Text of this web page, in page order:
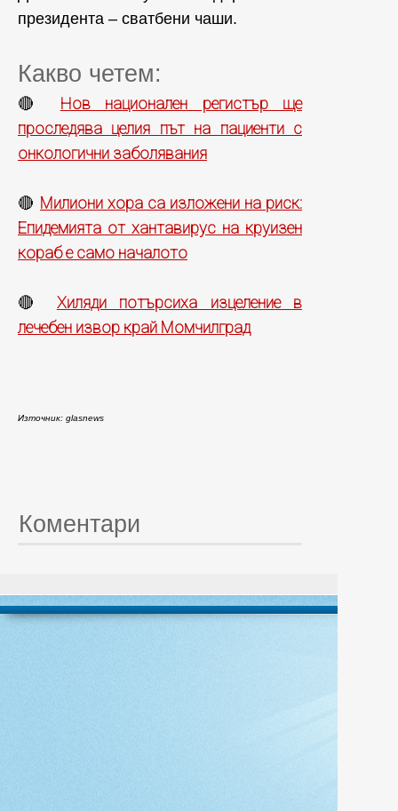
президента – сватбени чаши.
Какво четем:
🔴 Нов национален регистър ще
проследява целия път на пациенти с
онкологични заболявания
🔴 Милиони хора са изложени на риск:
Епидемията от хантавирус на круизен
кораб е само началото
🔴 Хиляди потърсиха изцеление в
лечебен извор край Момчилград
Източник: glasnews
Коментари